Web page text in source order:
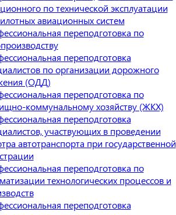
по технической эксплуатации
авиационных систем
переподготовка по
переподготовка
по организации дорожного
(ОДД)
переподготовка по
коммунальному хозяйству (ЖКХ)
переподготовка
участвующих в проведении
автотранспорта при государственной
переподготовка по
технологических процессов и
переподготовка